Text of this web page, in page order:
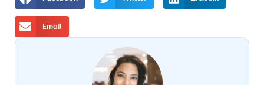
Email